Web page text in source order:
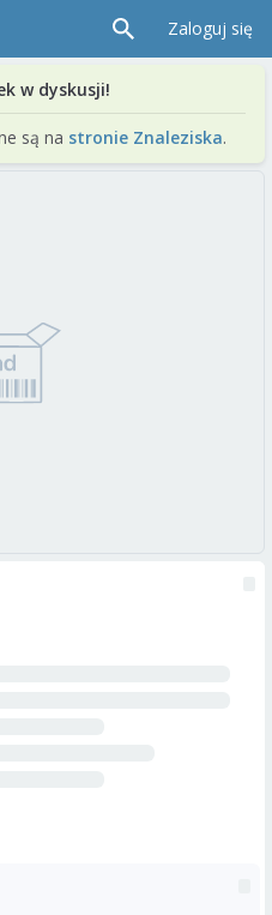
Zaloguj się
w dyskusji!
są na stronie Znaleziska.